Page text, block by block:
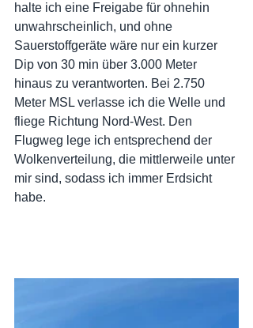
halte ich eine Freigabe für ohnehin
unwahrscheinlich, und ohne
Sauerstoffgeräte wäre nur ein kurzer
Dip von 30 min über 3.000 Meter
hinaus zu verantworten. Bei 2.750
Meter MSL verlasse ich die Welle und
fliege Richtung Nord-West. Den
Flugweg lege ich entsprechend der
Wolkenverteilung, die mittlerweile unter
mir sind, sodass ich immer Erdsicht
habe.